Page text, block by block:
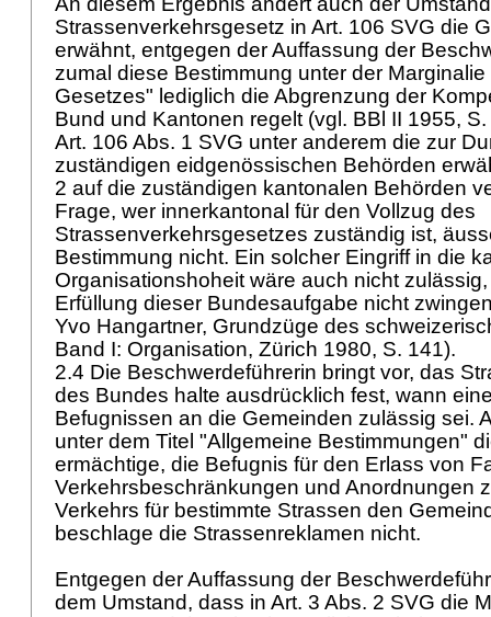
Strassenverkehrsgesetz in Art. 106 SVG die
erwähnt, entgegen der Auffassung der
zumal diese Bestimmung unter der
Gesetzes" lediglich die Abgrenzung der
Bund und Kantonen regelt (vgl. BBl II 1955,
Art. 106 Abs. 1 SVG unter anderem die zur
zuständigen eidgenössischen Behörden
2 auf die zuständigen kantonalen Behörden
Frage, wer innerkantonal für den Vollzug des
Strassenverkehrsgesetzes zuständig ist,
Bestimmung nicht. Ein solcher Eingriff in die
Organisationshoheit wäre auch nicht
Erfüllung dieser Bundesaufgabe nicht
Yvo Hangartner, Grundzüge des
Band I: Organisation, Zürich 1980, S. 141).
2.4 Die Beschwerdeführerin bringt vor, das
des Bundes halte ausdrücklich fest, wann
Befugnissen an die Gemeinden zulässig sei.
unter dem Titel "Allgemeine Bestimmungen"
ermächtige, die Befugnis für den Erlass von
Verkehrsbeschränkungen und Anordnungen
Verkehrs für bestimmte Strassen den
beschlage die Strassenreklamen nicht.
Entgegen der Auffassung der
dem Umstand, dass in Art. 3 Abs. 2 SVG die